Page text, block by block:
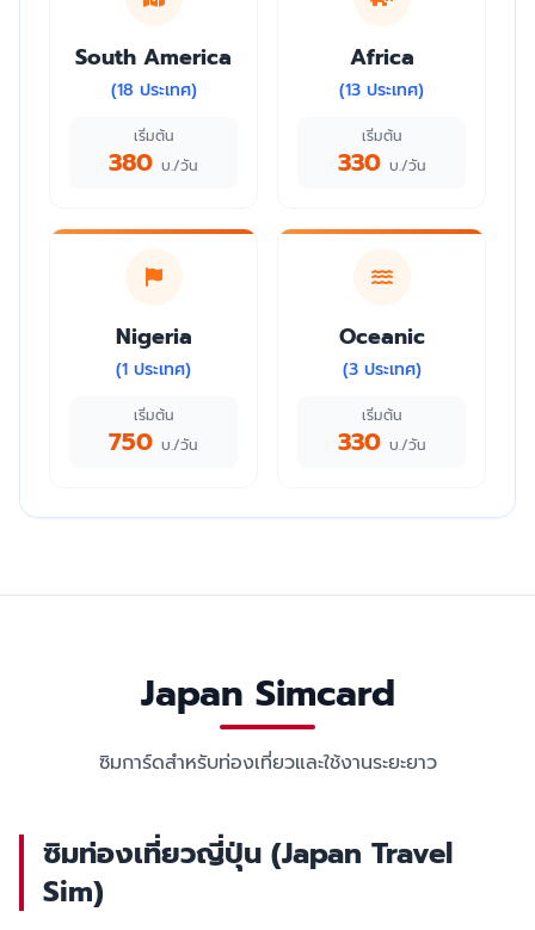
South America
(18 ประเทศ)
เริ่มต้น
380 บ./วัน
Africa
(13 ประเทศ)
เริ่มต้น
330 บ./วัน
Nigeria
(1 ประเทศ)
เริ่มต้น
750 บ./วัน
Oceanic
(3 ประเทศ)
เริ่มต้น
330 บ./วัน
Japan Simcard
ซิมการ์ดสำหรับท่องเที่ยวและใช้งานระยะยาว
ซิมท่องเที่ยวญี่ปุ่น (Japan Travel
Sim)